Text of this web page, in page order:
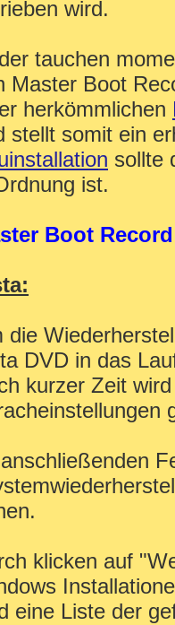
wird.
tauchen
Master Boot
herkömmlichen
stellt somit ein
sollte
ist.
Boot
die
DVD in das
kurzer Zeit
klicken auf
eine Liste der